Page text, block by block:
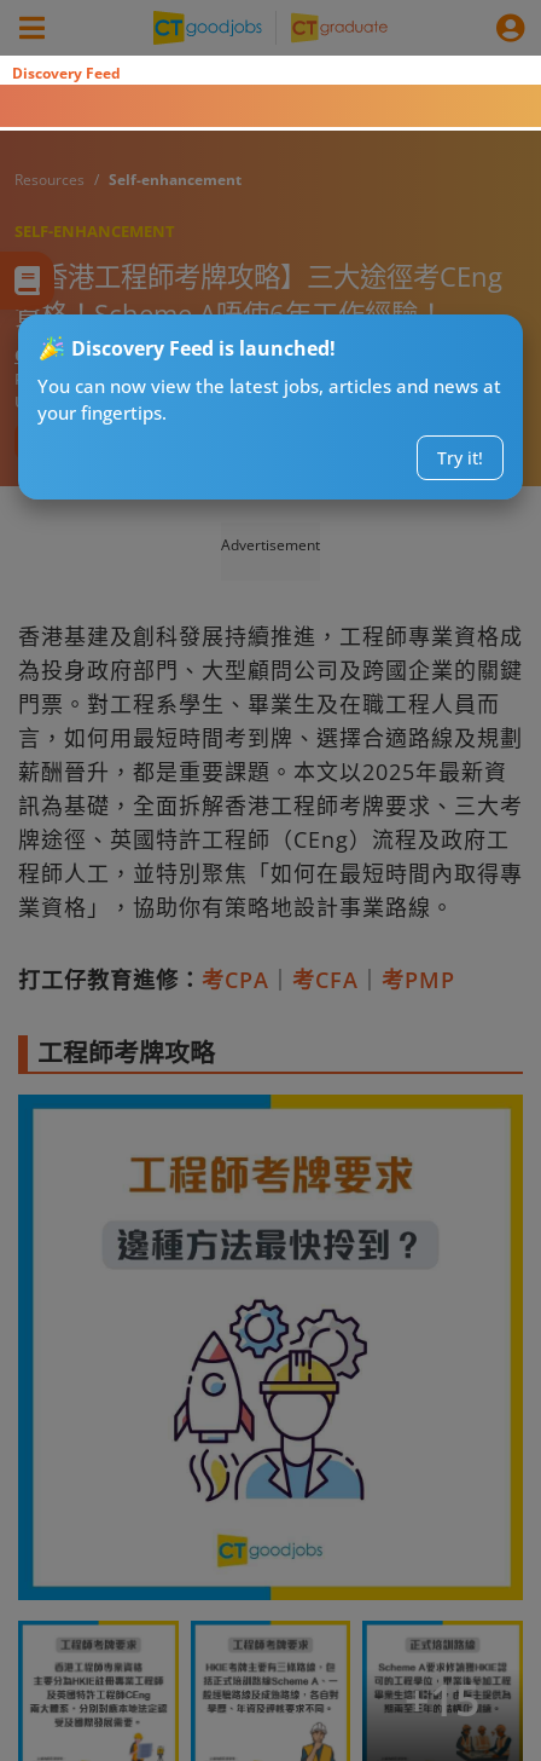
Discovery Feed
Discovery Feed is launched!
You can now view the latest jobs, articles and news at
your fingertips.
Try it!
Resources Self-enhancement
SELF-ENHANCEMENT
【香港工程師考牌攻略】三大途徑考CEng
資格！Scheme A唔使6年工作經驗！
CT求職戰略師
Published:
2026-08-05 11:38
Updated:
2026-08-05 11:38
Advertisement
香港基建及創科發展持續推進，工程師專業資格成
為投身政府部門、大型顧問公司及跨國企業的關鍵
門票。對工程系學生、畢業生及在職工程人員而
言，如何用最短時間考到牌、選擇合適路線及規劃
薪酬晉升，都是重要課題。本文以2025年最新資
訊為基礎，全面拆解香港工程師考牌要求、三大考
牌途徑、英國特許工程師（CEng）流程及政府工
程師人工，並特別聚焦「如何在最短時間內取得專
業資格」，協助你有策略地設計事業路線。
打工仔教育進修： 考CPA 考CFA 考PMP
工程師考牌攻略
+15